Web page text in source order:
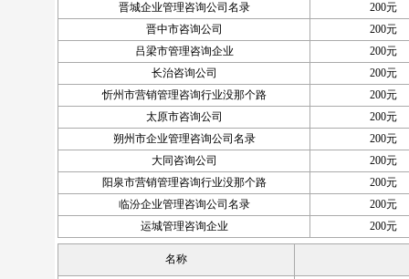
晋城企业管理咨询公司名录
200元
晋中市咨询公司
200元
吕梁市管理咨询企业
200元
长治咨询公司
200元
忻州市营销管理咨询行业没那个路
200元
太原市咨询公司
200元
朔州市企业管理咨询公司名录
200元
大同咨询公司
200元
阳泉市营销管理咨询行业没那个路
200元
临汾企业管理咨询公司名录
200元
运城管理咨询企业
200元
名称